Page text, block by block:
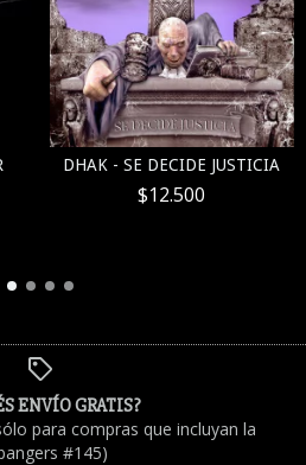
DHAK - SE DECIDE JUSTICIA
$12.500
ENVÍO GRATIS?
para compras que incluyan la
#145)